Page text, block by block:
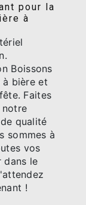
pour la
à
Boissons
bière et
Faites
qualité
sommes à
vos
dans le
!